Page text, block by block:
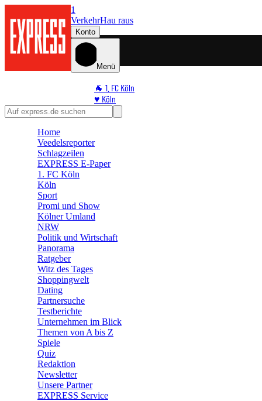
1
VerkehrHau raus
Konto
Menü
🐐 1. FC Köln
♥️ Köln
⭐ Promi
🛒 Shoppingwelt
Home
Veedelsreporter
Schlagzeilen
EXPRESS E-Paper
1. FC Köln
Köln
Sport
Promi und Show
Kölner Umland
NRW
Politik und Wirtschaft
Panorama
Ratgeber
Witz des Tages
Shoppingwelt
Dating
Partnersuche
Testberichte
Unternehmen im Blick
Themen von A bis Z
Spiele
Quiz
Redaktion
Newsletter
Unsere Partner
EXPRESS Service